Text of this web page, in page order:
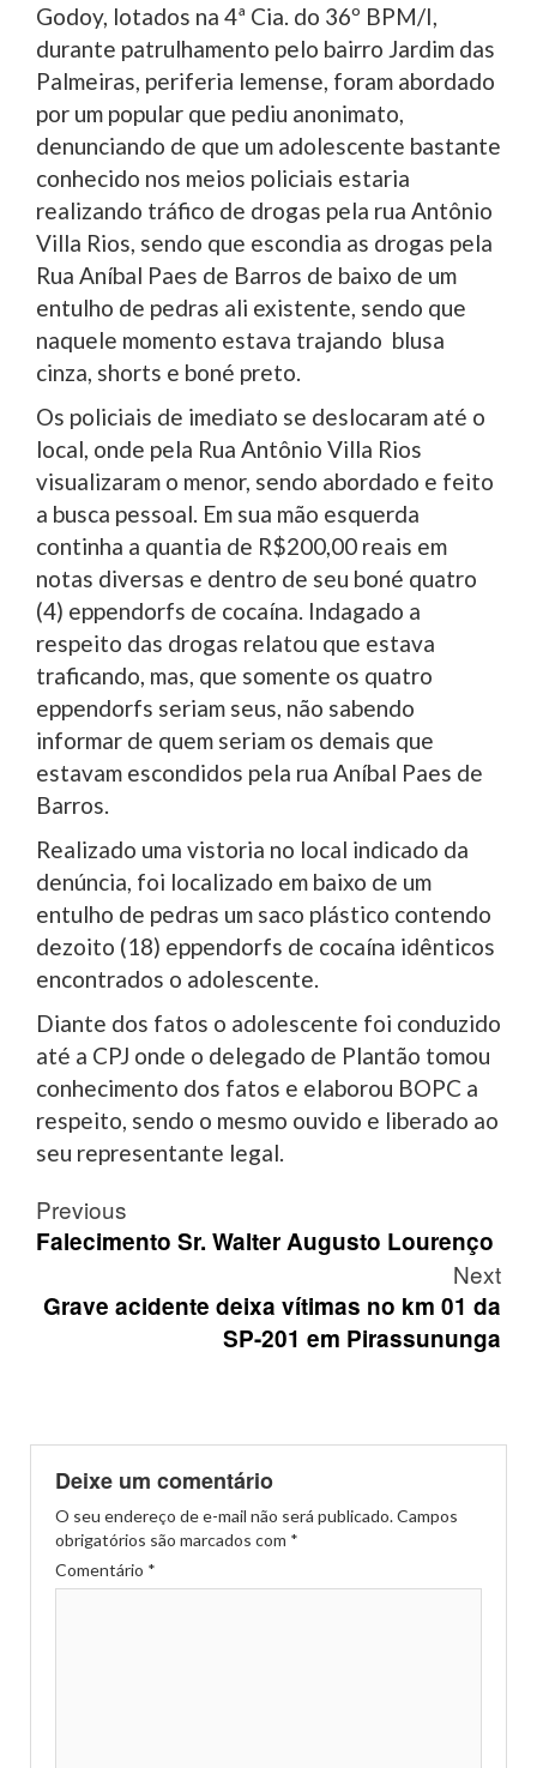
Godoy, lotados na 4ª Cia. do 36º BPM/I,
durante patrulhamento pelo bairro Jardim das
Palmeiras, periferia lemense, foram abordado
por um popular que pediu anonimato,
denunciando de que um adolescente bastante
conhecido nos meios policiais estaria
realizando tráfico de drogas pela rua Antônio
Villa Rios, sendo que escondia as drogas pela
Rua Aníbal Paes de Barros de baixo de um
entulho de pedras ali existente, sendo que
naquele momento estava trajando blusa
cinza, shorts e boné preto.
Os policiais de imediato se deslocaram até o
local, onde pela Rua Antônio Villa Rios
visualizaram o menor, sendo abordado e feito
a busca pessoal. Em sua mão esquerda
continha a quantia de R$200,00 reais em
notas diversas e dentro de seu boné quatro
(4) eppendorfs de cocaína. Indagado a
respeito das drogas relatou que estava
traficando, mas, que somente os quatro
eppendorfs seriam seus, não sabendo
informar de quem seriam os demais que
estavam escondidos pela rua Aníbal Paes de
Barros.
Realizado uma vistoria no local indicado da
denúncia, foi localizado em baixo de um
entulho de pedras um saco plástico contendo
dezoito (18) eppendorfs de cocaína idênticos
encontrados o adolescente.
Diante dos fatos o adolescente foi conduzido
até a CPJ onde o delegado de Plantão tomou
conhecimento dos fatos e elaborou BOPC a
respeito, sendo o mesmo ouvido e liberado ao
seu representante legal.
Post
navigation
Previous
Falecimento Sr. Walter Augusto Lourenço
Next
Grave acidente deixa vítimas no km 01 da
SP-201 em Pirassununga
Deixe um comentário
O seu endereço de e-mail não será publicado.Campos
obrigatórios são marcados com *
Comentário *